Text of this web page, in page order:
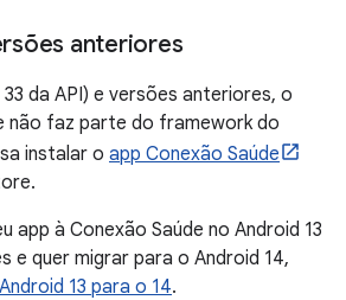
anteriores
33 da API) e versões anteriores, o
não faz parte do framework do
instalar o app Conexão Saúde
app à Conexão Saúde no Android 13
e quer migrar para o Android 14,
13 para o 14.